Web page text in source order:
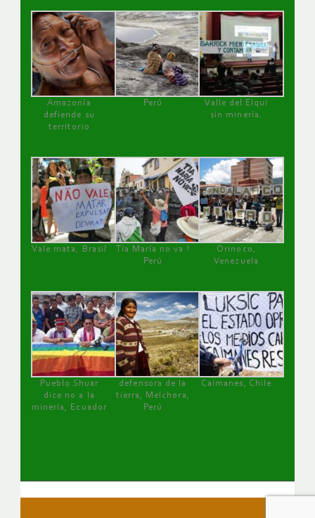
Amazonía
defiende su
territorio
Perú
Valle del Elqui
sin minería.
Vale mata, Brasil
Tía María no va !
Perú
Orinoco,
Venezuela
Pueblo Shuar
dice no a la
minería, Ecuador
defensora de la
tierra, Melchora,
Perú
Caimanes, Chile